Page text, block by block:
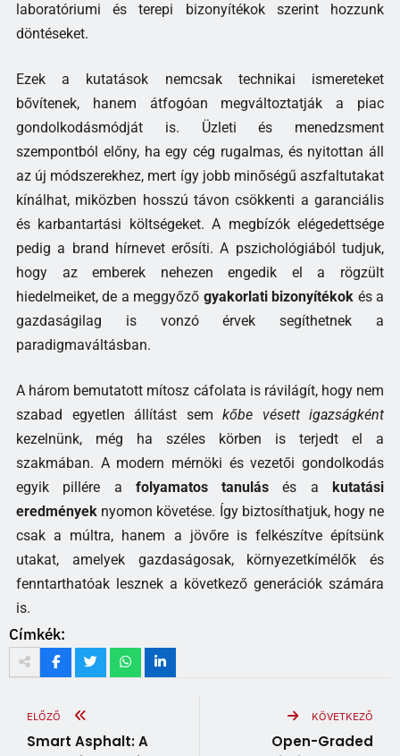
laboratóriumi és terepi bizonyítékok szerint hozzunk
döntéseket.
Ezek a kutatások nemcsak technikai ismereteket
bővítenek, hanem átfogóan megváltoztatják a piac
gondolkodásmódját is. Üzleti és menedzsment
szempontból előny, ha egy cég rugalmas, és nyitottan áll
az új módszerekhez, mert így jobb minőségű aszfaltutakat
kínálhat, miközben hosszú távon csökkenti a garanciális
és karbantartási költségeket. A megbízók elégedettsége
pedig a brand hírnevet erősíti. A pszichológiából tudjuk,
hogy az emberek nehezen engedik el a rögzült
hiedelmeiket, de a meggyőző gyakorlati bizonyítékok és a
gazdaságilag is vonzó érvek segíthetnek a
paradigmaváltásban.
A három bemutatott mítosz cáfolata is rávilágít, hogy nem
szabad egyetlen állítást sem kőbe vésett igazságként
kezelnünk, még ha széles körben is terjedt el a
szakmában. A modern mérnöki és vezetői gondolkodás
egyik pillére a folyamatos tanulás és akutatási
eredmények nyomon követése. Így biztosíthatjuk, hogy ne
csak a múltra, hanem a jövőre is felkészítve építsünk
utakat, amelyek gazdaságosak, környezetkímélők és
fenntarthatóak lesznek a következő generációk számára
is.
Címkék:
ELŐZŐ
Smart Asphalt: A
KÖVETKEZŐ
Open-Graded